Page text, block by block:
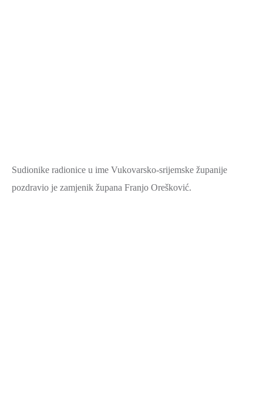
Sudionike radionice u ime Vukovarsko-srijemske županije
pozdravio je zamjenik župana Franjo Orešković.